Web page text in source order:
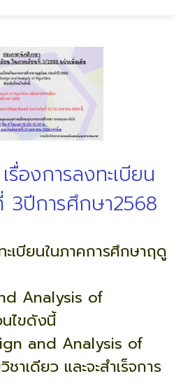
องการลงทะเบียน
3ปีการศึกษา2568
เบียนในภาคการศึกษาฤดู
Analysis of
ไขดังนี้
and Analysis of
เดียว และจะสำเร็จการ